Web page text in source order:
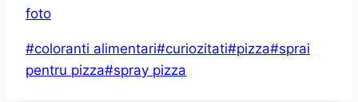
foto
Post
Tags:
#coloranti alimentari#curiozitati#pizza#sprai
pentru pizza#spray pizza